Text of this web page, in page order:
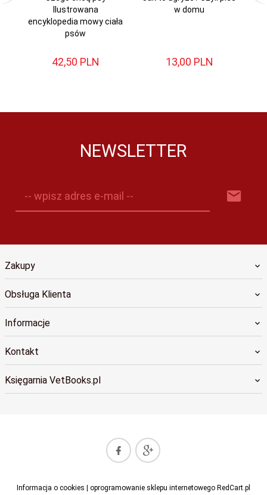
Ilustrowana
encyklopedia mowy ciała
psów
42,50 PLN
w domu
13,00 PLN
NEWSLETTER
-- wpisz adres e-mail --
Zakupy
Obsługa Klienta
Informacje
Kontakt
Księgarnia VetBooks.pl
Informacja o cookies oprogramowanie sklepu internetowego RedCart.pl